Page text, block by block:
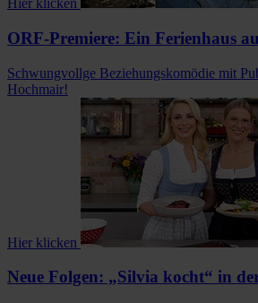
Hier klicken
ORF-Premiere: Ein Ferienhaus
Schwungvollge Beziehungskomödie mit
Hochmair!
Hier klicken
Neue Folgen: „Silvia kocht“ in